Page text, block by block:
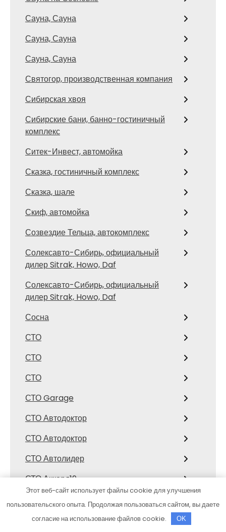
Сауна, Сауна
Сауна, Сауна
Сауна, Сауна
Святогор, производственная компания
Сибирская хвоя
Сибирские бани, банно-гостиничный
комплекс
Ситек-Инвест, автомойка
Сказка, гостиничный комплекс
Сказка, шале
Скиф, автомойка
Созвездие Тельца, автокомплекс
Солексавто-Сибирь, официальный
дилер Sitrak, Howo, Daf
Солексавто-Сибирь, официальный
дилер Sitrak, Howo, Daf
Сосна
СТО
СТО
СТО
СТО Garage
СТО Автодоктор
СТО Автодоктор
СТО Автолидер
СТО Аккорд19
СТО Запад
Этот веб-сайт использует файлы cookie для улучшения
пользовательского опыта. Продолжая пользоваться сайтом, вы даете
согласие на использование файлов cookie.
OK